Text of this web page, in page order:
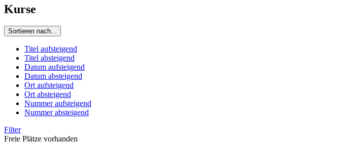
Kurse
Sortieren nach...
Titel aufsteigend
Titel absteigend
Datum aufsteigend
Datum absteigend
Ort aufsteigend
Ort absteigend
Nummer aufsteigend
Nummer absteigend
Filter
Freie Plätze vorhanden